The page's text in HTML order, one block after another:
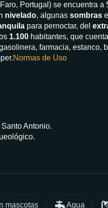
Portugal) se encuentra a
nivelado, algunas sombras e
para pernoctar, del
1.100 habitantes, que
farmacia, estanco,
Normas de Uso
Antonio.
mascotas Agua